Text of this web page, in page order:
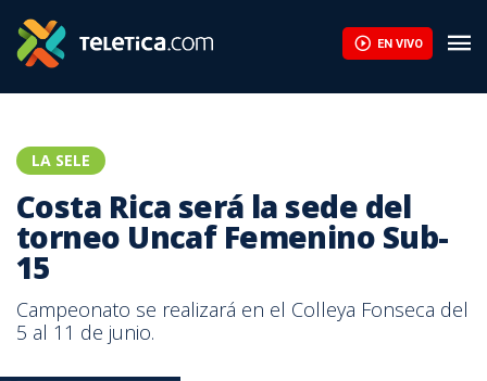
EN VIVO
LA SELE
Costa Rica será la sede del
torneo Uncaf Femenino Sub-
15
Campeonato se realizará en el Colleya Fonseca del
5 al 11 de junio.